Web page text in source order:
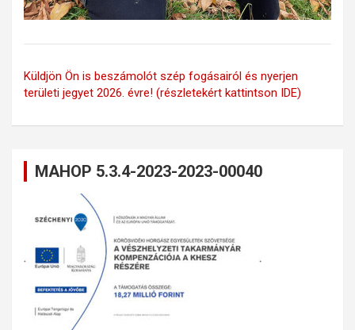
Küldjön Ön is beszámolót szép fogásairól és nyerjen
területi jegyet 2026. évre! (részletekért kattintson IDE)
MAHOP 5.3.4-2023-2023-00040